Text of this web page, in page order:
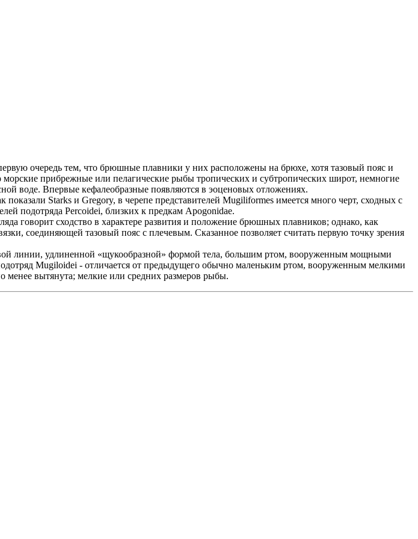
очередь тем, что брюшные плавники у них расположены на брюхе, хотя тазовый пояс и
прибрежные или пелагические рыбы тропических и субтропических широт, немногие
воде. Впервые кефалеобразные появляются в эоценовых отложениях.
Starks и Gregory, в черепе представителей Mugiliformes имеется много черт, сходных с
подотряда Percoidei, близких к предкам Apogonidae.
говорит сходство в характере развития и положение брюшных плавников; однако, как
соединяющей тазовый пояс с плечевым. Сказанное позволяет считать первую точку зрения
линии, удлиненной «щукообразной» формой тела, большим ртом, вооруженным мощными
Mugiloidei - отличается от предыдущего обычно маленьким ртом, вооруженным мелкими
менее вытянута; мелкие или средних размеров рыбы.